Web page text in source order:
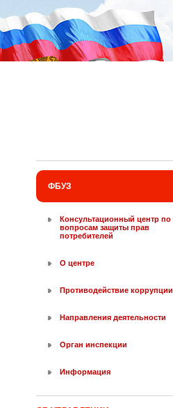
Перейти к основному содержанию
ФБУЗ
Консультационный центр по
вопросам защиты прав
потребителей
О центре
Противодействие коррупции
Направления деятельности
Орган инспекции
Информация